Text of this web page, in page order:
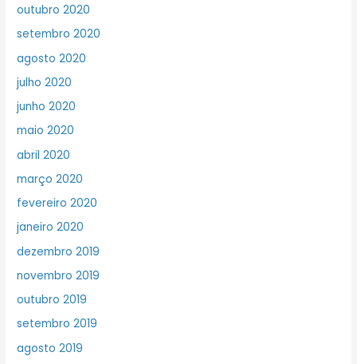
outubro 2020
setembro 2020
agosto 2020
julho 2020
junho 2020
maio 2020
abril 2020
março 2020
fevereiro 2020
janeiro 2020
dezembro 2019
novembro 2019
outubro 2019
setembro 2019
agosto 2019